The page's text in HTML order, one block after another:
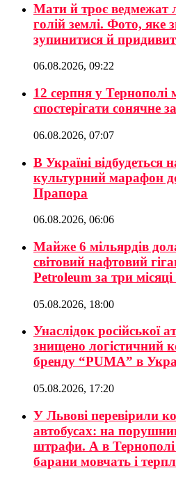
Мати й троє ведмежат
голій землі. Фото, яке
зупинитися й
06.08.2026, 09:22
12 серпня у Тернополі
спостерігати сонячне
06.08.2026, 07:07
В Україні відбудеться
культурний марафон
Прапора
06.08.2026, 06:06
Майже 6 мільярдів
світовий нафтовий
Petroleum за три
05.08.2026, 18:00
Унаслідок російської
знищено логістичний
бренду “PUMA” в
05.08.2026, 17:20
У Львові перевірили
автобусах: на
штрафи. А в
барани мовчать і